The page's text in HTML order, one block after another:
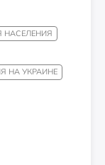
НАСЕЛЕНИЯ
НА УКРАИНЕ